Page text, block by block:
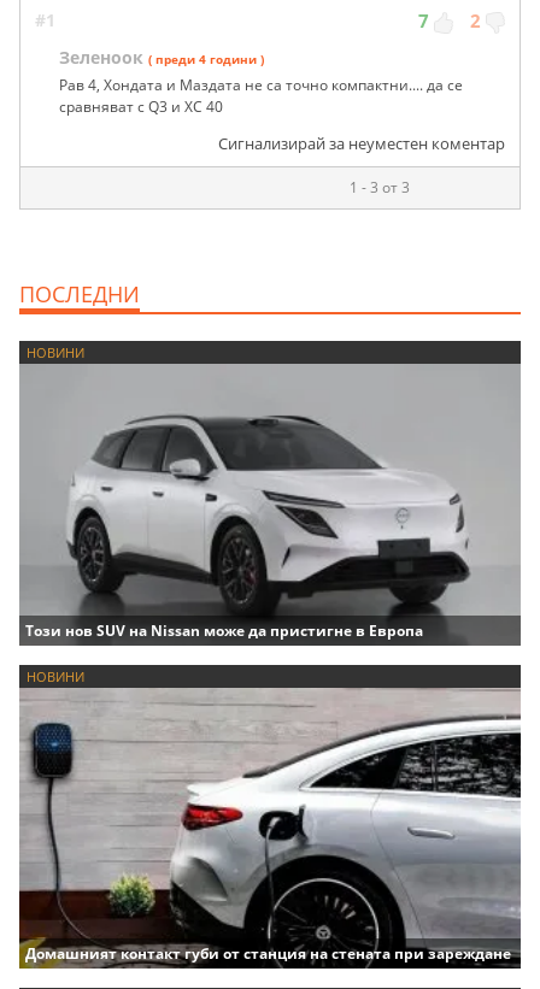
#1 7 2
Зеленоок ( преди 4 години )
Рав 4, Хондата и Маздата не са точно компактни.... да се
сравняват с Q3 и XC 40
Сигнализирай за неуместен коментар
1 - 3 от 3
ПОСЛЕДНИ
НОВИНИ
Този нов SUV на Nissan може да пристигне в Европа
НОВИНИ
Домашният контакт губи от станция на стената при зареждане